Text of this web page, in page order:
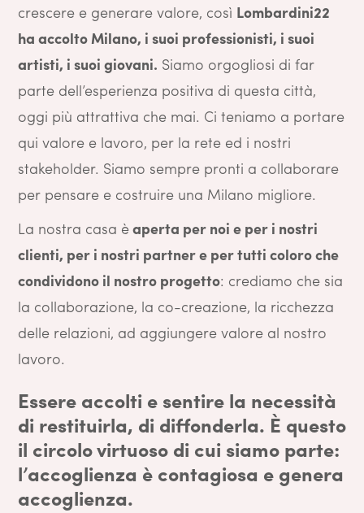
crescere e generare valore, così Lombardini22
ha accolto Milano, i suoi professionisti, i suoi
artisti, i suoi giovani. Siamo orgogliosi di far
parte dell’esperienza positiva di questa città,
oggi più attrattiva che mai. Ci teniamo a portare
qui valore e lavoro, per la rete ed i nostri
stakeholder. Siamo sempre pronti a collaborare
per pensare e costruire una Milano migliore.
La nostra casa èaperta per noi e per i nostri
clienti, per i nostri partner e per tutti coloro che
condividono il nostro progetto: crediamo che sia
la collaborazione, la co-creazione, la ricchezza
delle relazioni, ad aggiungere valore al nostro
lavoro.
Essere accolti e sentire la necessità
di restituirla, di diffonderla. È questo
il circolo virtuoso di cui siamo parte:
l’accoglienza è contagiosa e genera
accoglienza.